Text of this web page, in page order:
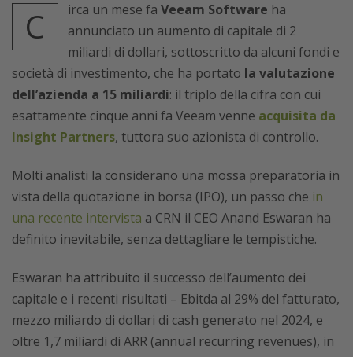
C irca un mese fa Veeam Software ha
annunciato un aumento di capitale di 2
miliardi di dollari, sottoscritto da alcuni fondi e
società di investimento, che ha portato la valutazione
dell’azienda a 15 miliardi: il triplo della cifra con cui
esattamente cinque anni fa Veeam venne acquisita da
Insight Partners, tuttora suo azionista di controllo.
Molti analisti la considerano una mossa preparatoria in
vista della quotazione in borsa (IPO), un passo che in
una recente intervista a CRN il CEO Anand Eswaran ha
definito inevitabile, senza dettagliare le tempistiche.
Eswaran ha attribuito il successo dell’aumento dei
capitale e i recenti risultati – Ebitda al 29% del fatturato,
mezzo miliardo di dollari di cash generato nel 2024, e
oltre 1,7 miliardi di ARR (annual recurring revenues), in